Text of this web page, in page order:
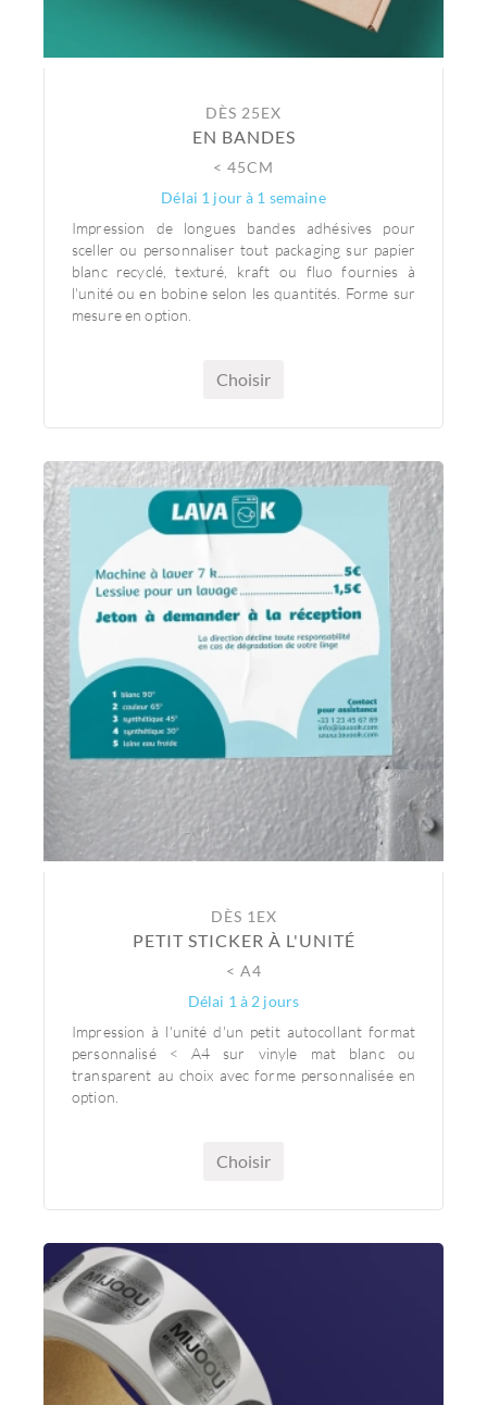
DÈS 25EX
EN BANDES
< 45CM
Délai 1 jour à 1 semaine
Impression de longues bandes adhésives pour
sceller ou personnaliser tout packaging sur papier
blanc recyclé, texturé, kraft ou fluo fournies à
l'unité ou en bobine selon les quantités. Forme sur
mesure en option.
Choisir
DÈS 1EX
PETIT STICKER À L'UNITÉ
< A4
Délai 1 à 2 jours
Impression à l'unité d'un petit autocollant format
personnalisé < A4 sur vinyle mat blanc ou
transparent au choix avec forme personnalisée en
option.
Choisir